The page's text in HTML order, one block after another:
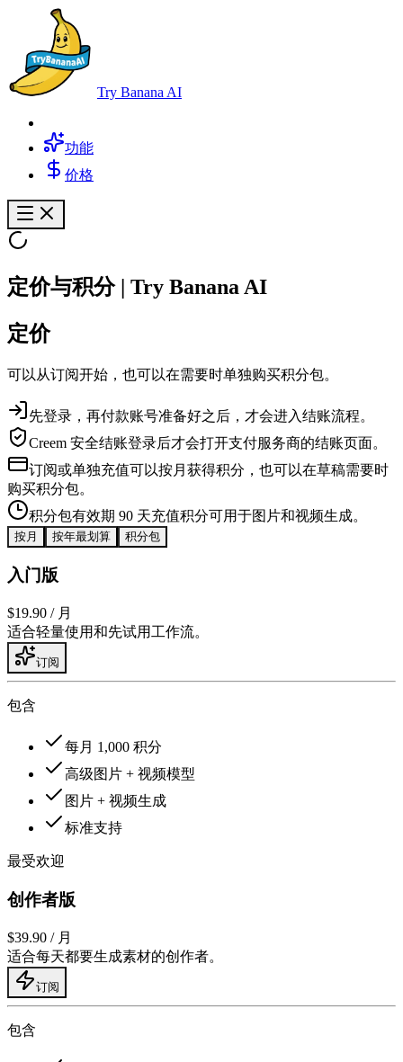
Try Banana AI
功能
价格
定价与积分 | Try Banana AI
定价
可以从订阅开始，也可以在需要时单独购买积分包。
先登录，再付款账号准备好之后，才会进入结账流程。
Creem 安全结账登录后才会打开支付服务商的结账页面。
订阅或单独充值可以按月获得积分，也可以在草稿需要时
购买积分包。
积分包有效期 90 天充值积分可用于图片和视频生成。
按月 按年最划算 积分包
入门版
$19.90 / 月
适合轻量使用和先试用工作流。
订阅
包含
每月 1,000 积分
高级图片 + 视频模型
图片 + 视频生成
标准支持
最受欢迎
创作者版
$39.90 / 月
适合每天都要生成素材的创作者。
订阅
包含